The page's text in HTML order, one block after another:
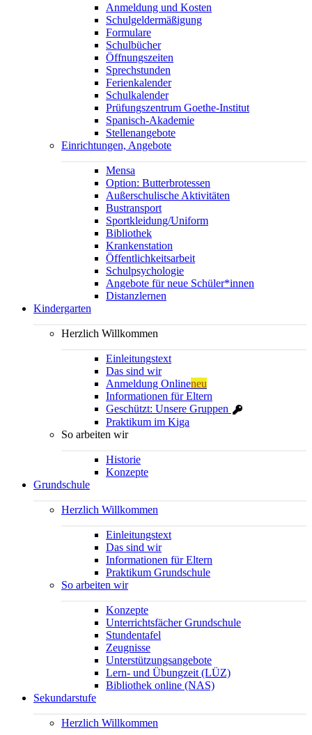
Anmeldung und Kosten
Schulgeldermäßigung
Formulare
Schulbücher
Öffnungszeiten
Sprechstunden
Ferienkalender
Schulkalender
Prüfungszentrum Goethe-Institut
Spanisch-Akademie
Stellenangebote
Einrichtungen, Angebote
Mensa
Option: Butterbrotessen
Außerschulische Aktivitäten
Bustransport
Sportkleidung/Uniform
Bibliothek
Krankenstation
Öffentlichkeitsarbeit
Schulpsychologie
Angebote für neue Schüler*innen
Distanzlernen
Kindergarten
Herzlich Willkommen
Einleitungstext
Das sind wir
Anmeldung Onlineneu
Informationen für Eltern
Geschützt: Unsere Gruppen
Praktikum im Kiga
So arbeiten wir
Historie
Konzepte
Grundschule
Herzlich Willkommen
Einleitungstext
Das sind wir
Informationen für Eltern
Praktikum Grundschule
So arbeiten wir
Konzepte
Unterrichtsfächer Grundschule
Stundentafel
Zeugnisse
Unterstützungsangebote
Lern- und Übungzeit (LÜZ)
Bibliothek online (NAS)
Sekundarstufe
Herzlich Willkommen